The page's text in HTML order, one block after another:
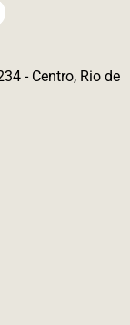
- Centro, Rio de